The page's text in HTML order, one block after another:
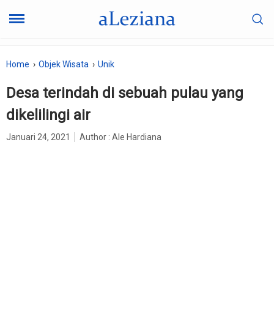
Home Objek Wisata Unik
Desa terindah di sebuah pulau yang
dikelilingi air
Januari 24, 2021 Author : Ale Hardiana